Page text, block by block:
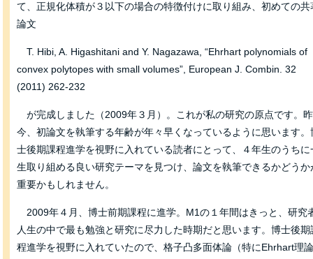
て、正規化体積が３以下の場合の特徴付けに取り組み、初めての共
論文
T. Hibi, A. Higashitani and Y. Nagazawa, “Ehrhart polynomials of
convex polytopes with small volumes”, European J. Combin. 32
(2011) 262-232
が完成しました（2009年３月）。これが私の研究の原点です。昨
今、初論文を執筆する年齢が年々早くなっているように思います。
士後期課程進学を視野に入れている読者にとって、４年生のうちに
生取り組める良い研究テーマを見つけ、論文を執筆できるかどうか
重要かもしれません。
2009年４月、博士前期課程に進学。M1の１年間はきっと、研究
人生の中で最も勉強と研究に尽力した時期だと思います。博士後期
程進学を視野に入れていたので、格子凸多面体論（特にEhrhart理